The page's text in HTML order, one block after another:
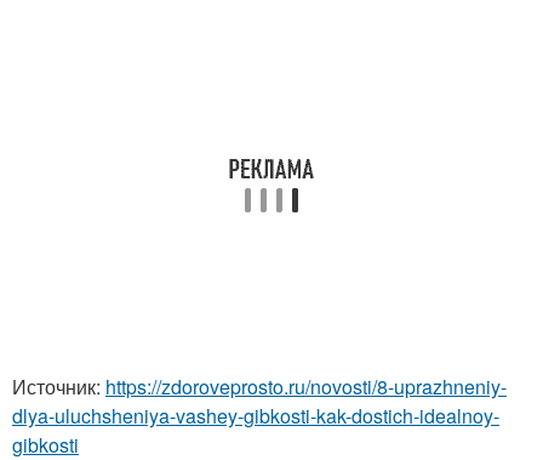
Источник: https://zdoroveprosto.ru/novosti/8-uprazhneniy-
dlya-uluchsheniya-vashey-gibkosti-kak-dostich-idealnoy-
gibkosti